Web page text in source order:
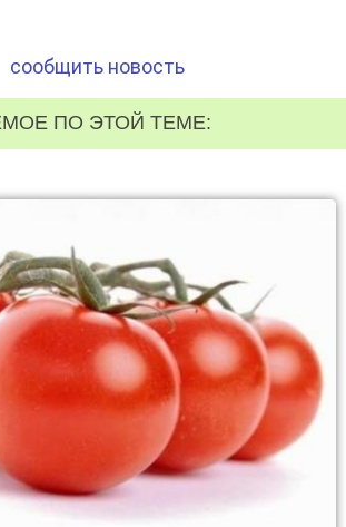
сообщить новость
ПО ЭТОЙ ТЕМЕ: